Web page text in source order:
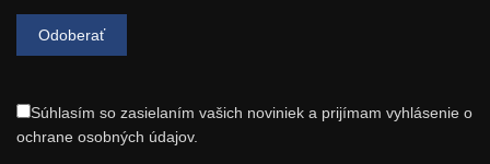
Súhlasím so zasielaním vašich noviniek a prijímam vyhlásenie o
ochrane osobných údajov.